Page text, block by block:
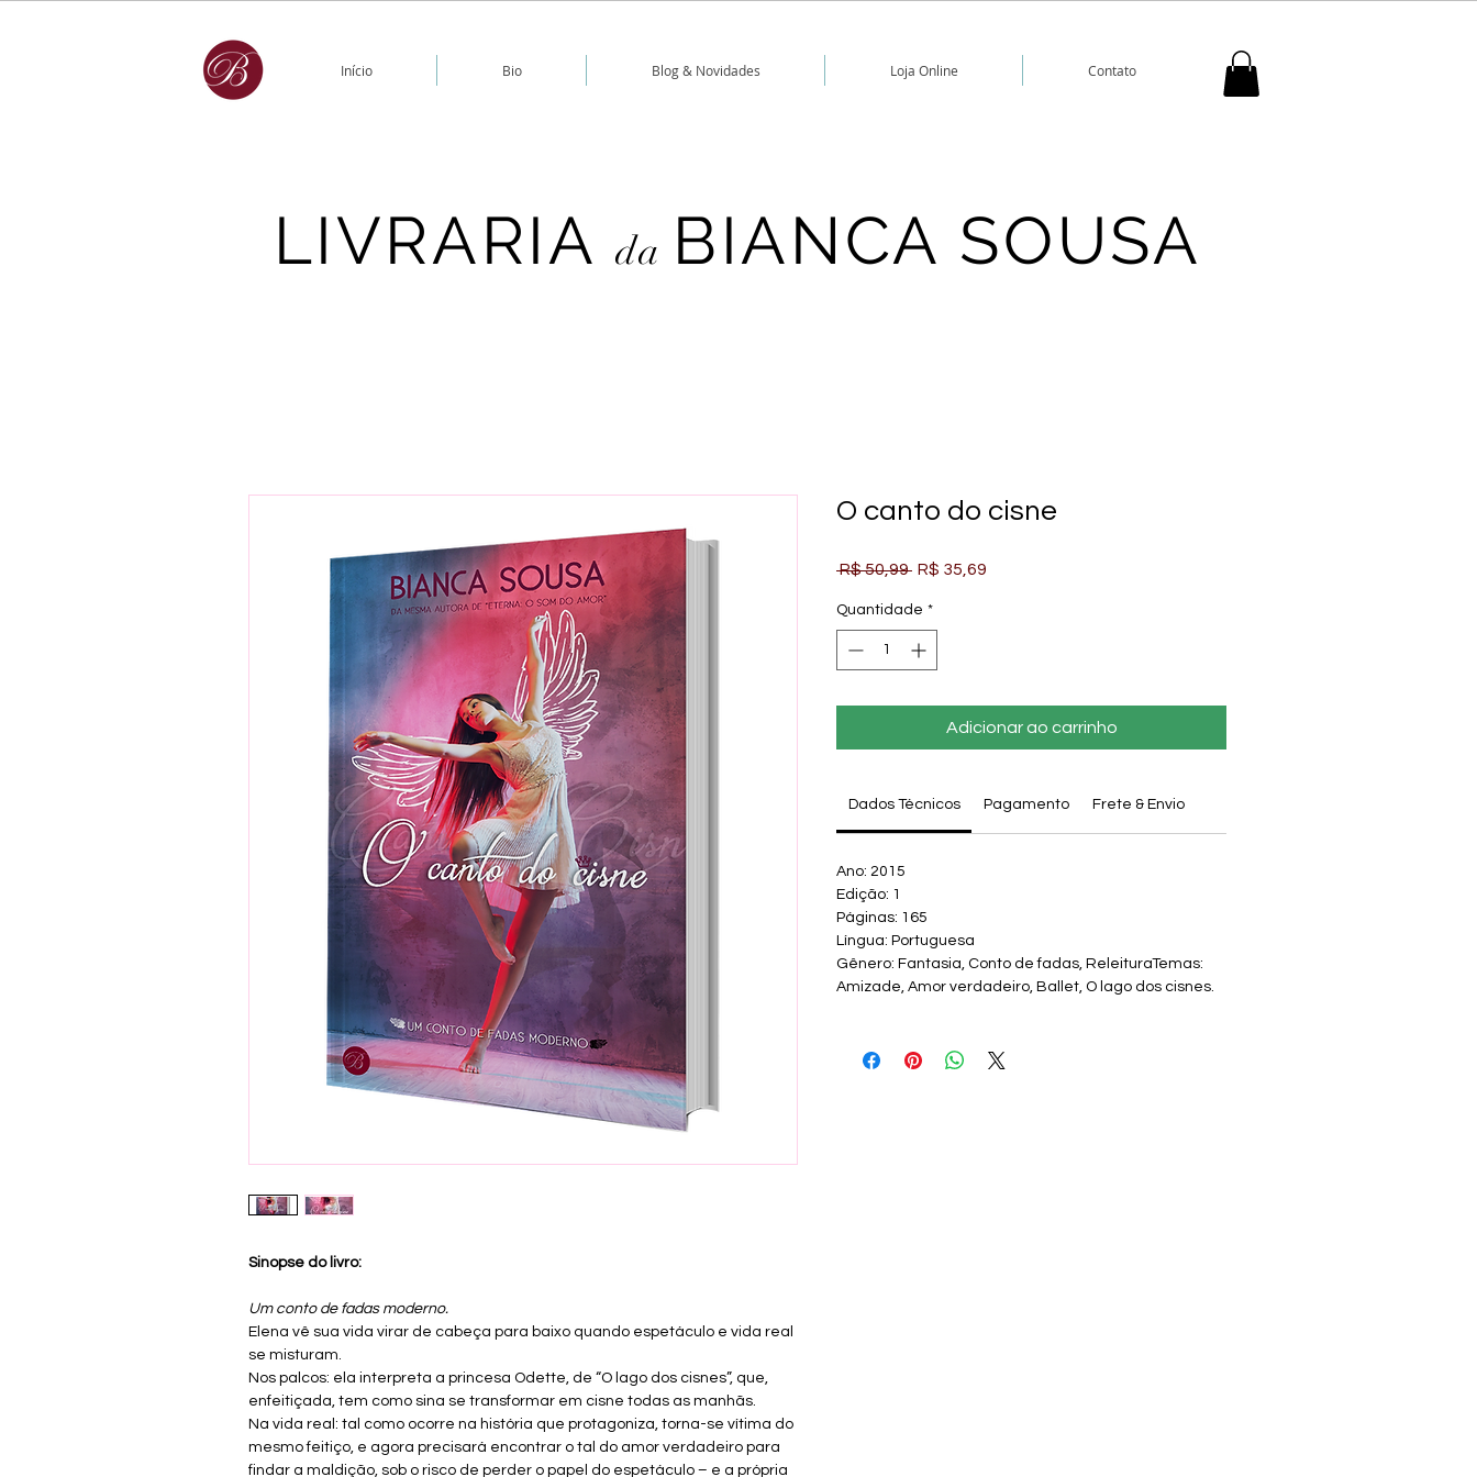
Início Bio Blog & Novidades Loja Online Contato
LIVRARIA da BIANCA SOUSA
Sinopse do livro:
Um conto de fadas moderno.
Elena vê sua vida virar de cabeça para baixo quando espetáculo e vida real
se misturam.
Nos palcos: ela interpreta a princesa Odette, de “O lago dos cisnes”, que,
enfeitiçada, tem como sina se transformar em cisne todas as manhãs.
Na vida real: tal como ocorre na história que protagoniza, torna-se vítima do
mesmo feitiço, e agora precisará encontrar o tal do amor verdadeiro para
findar a maldição, sob o risco de perder o papel do espetáculo – e a própria
O canto do cisne
R$ 50,99 Preço
R$ 35,69
Quantidade *
Adicionar ao carrinho
Dados Técnicos Pagamento Frete & Envio
Ano: 2015
Edição: 1
Páginas: 165
Língua: Portuguesa
Gênero: Fantasia, Conto de fadas, ReleituraTemas:
Amizade, Amor verdadeiro, Ballet, O lago dos cisnes.